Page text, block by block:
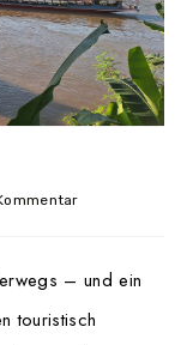
– und ein
touristisch